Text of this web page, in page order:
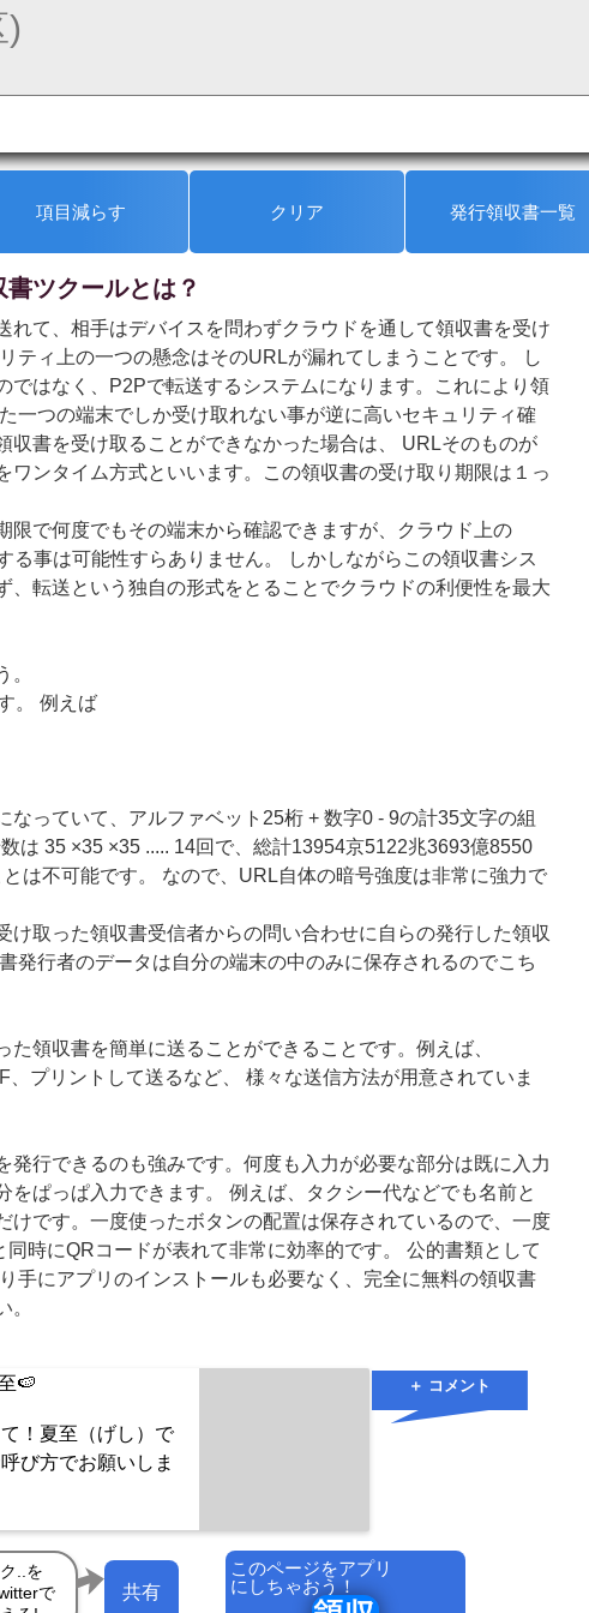
項目減らす クリア 発行領収書一覧
kanryop
書ツクールとは？
て、相手はデバイスを問わずクラウドを通して領収書を受け
ティ上の一つの懸念はそのURLが漏れてしまうことです。 し
ではなく、P2Pで転送するシステムになります。これにより領
一つの端末でしか受け取れない事が逆に高いセキュリティ確
収書を受け取ることができなかった場合は、 URLそのものが
ンタイム方式といいます。この領収書の受け取り期限は１っ
限で何度でもその端末から確認できますが、クラウド上の
る事は可能性すらありません。 しかしながらこの領収書シス
、転送という独自の形式をとることでクラウドの利便性を最大
。
。 例えば
っていて、アルファベット25桁 + 数字0 - 9の計35文字の組
は 35 ×35 ×35 ..... 14回で、総計13954京5122兆3693億8550
は不可能です。 なので、URL自体の暗号強度は非常に強力で
け取った領収書受信者からの問い合わせに自らの発行した領収
発行者のデータは自分の端末の中のみに保存されるのでこち
領収書を簡単に送ることができることです。例えば、
プリントして送るなど、 様々な送信方法が用意されていま
行できるのも強みです。何度も入力が必要な部分は既に入力
ぱっぱ入力できます。 例えば、タクシー代などでも名前と
けです。一度使ったボタンの配置は保存されているので、一度
時にQRコードが表れて非常に効率的です。 公的書類として
手にアプリのインストールも必要なく、完全に無料の領収書
。
＋ コメント
🍉
！夏至（げし）で
び方でお願いしま
このページをアプリ
にしちゃおう！
共有